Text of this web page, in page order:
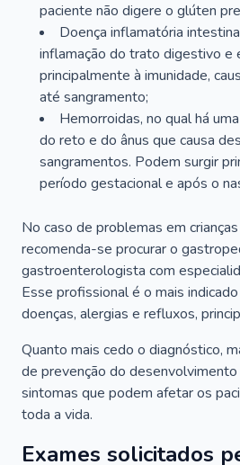
paciente não digere o glúten
Doença inflamatória
inflamação do trato digestivo e
principalmente à imunidade,
até sangramento;
Hemorroidas, no qual há
do reto e do ânus que causa
sangramentos. Podem surgir
período gestacional e após o
No caso de problemas em
recomenda-se procurar o
gastroenterologista com
Esse profissional é o mais
doenças, alergias e refluxos,
Quanto mais cedo o diagnóstico,
de prevenção do
sintomas que podem afetar os
toda a vida.
Exames solicitados